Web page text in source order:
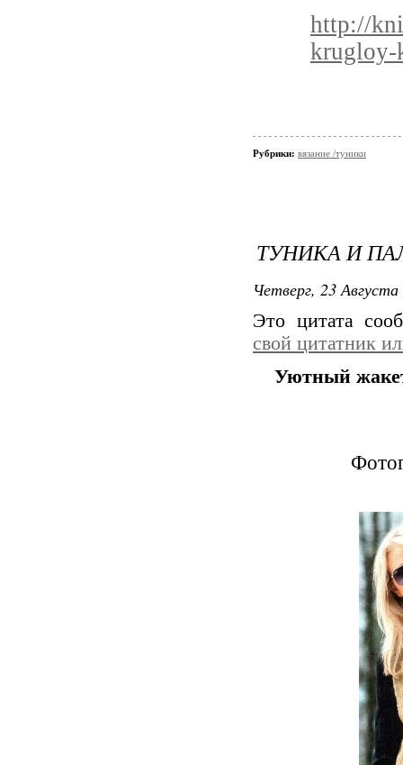
http://
krugloy-
Рубрики: вязание /туники
ТУНИКА И
Четверг, 23
Это цитата
свой цитатник
Уютный